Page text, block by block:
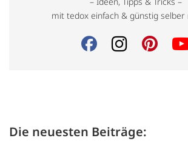
mit tedox einfach & günstig selber
Die neuesten Beiträge: